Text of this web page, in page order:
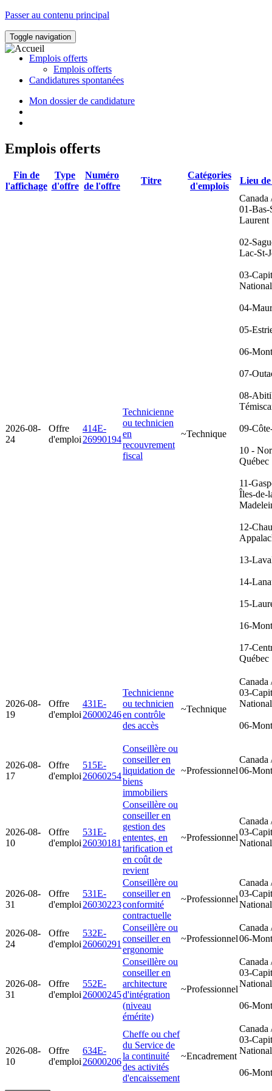
Passer au contenu principal
Toggle navigation
Emplois offerts
Emplois offerts
Candidatures spontanées
Mon dossier de candidature
Emplois offerts
Fin de
l'affichage
Type
d'offre
Numéro
de l'offre
Titre
Catégories
d'emplois
Lieu
2026-08-
24
Offre
d'emploi
414E-
26990194
Technicienne
ou technicien
en
recouvrement
fiscal
~Technique
Canada
01-Bas-
Laurent
02-
Lac-St-
03-
04-
05-
06-
07-
08-
09-
10 -
Québec
11-
Îles-de-
12-
13-
14-
15-
16-
17-
Québec
2026-08-
19
Offre
d'emploi
431E-
26000246
Technicienne
ou technicien
en contrôle
des accès
~Technique
Canada
03-
06-
2026-08-
17
Offre
d'emploi
515E-
26060254
Conseillère ou
conseiller en
liquidation de
biens
immobiliers
~Professionnel
Canada
06-
2026-08-
10
Offre
d'emploi
531E-
26030181
Conseillère ou
conseiller en
gestion des
ententes, en
tarification et
en coût de
revient
~Professionnel
Canada
03-
2026-08-
31
Offre
d'emploi
531E-
26030223
Conseillère ou
conseiller en
conformité
contractuelle
~Professionnel
Canada
03-
2026-08-
24
Offre
d'emploi
532E-
26060291
Conseillère ou
conseiller en
ergonomie
~Professionnel
Canada
06-
2026-08-
31
Offre
d'emploi
552E-
26000245
Conseillère ou
conseiller en
architecture
d'intégration
(niveau
émérite)
~Professionnel
Canada
03-
06-
2026-08-
10
Offre
d'emploi
634E-
26000206
Cheffe ou chef
du Service de
la continuité
des activités
d'encaissement
~Encadrement
Canada
03-
06-